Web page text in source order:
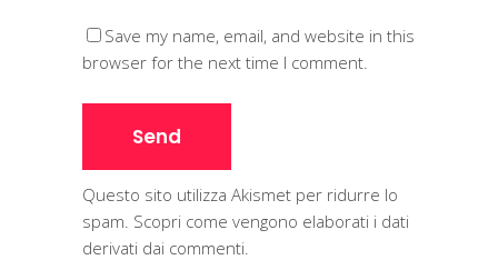
Save my name, email, and website in this
browser for the next time I comment.
Questo sito utilizza Akismet per ridurre lo
spam. Scopri come vengono elaborati i dati
derivati dai commenti.